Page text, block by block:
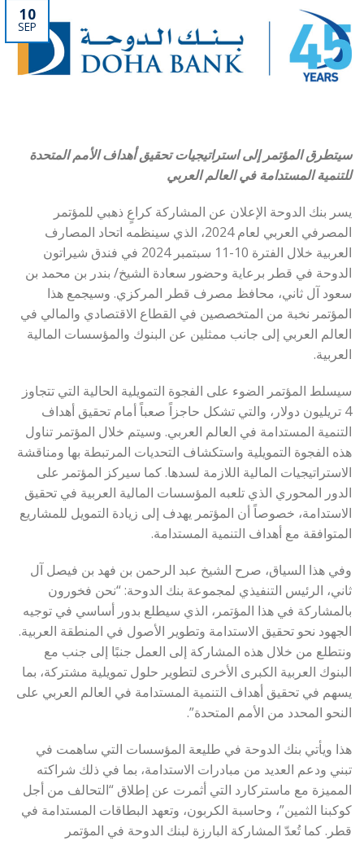
10
SEP
سيتطرق المؤتمر إلى استراتيجيات تحقيق أهداف الأمم المتحدة
للتنمية المستدامة في العالم العربي
يسر بنك الدوحة الإعلان عن المشاركة كراعٍ ذهبي للمؤتمر
المصرفي العربي لعام 2024، الذي سينظمه اتحاد المصارف
العربية خلال الفترة 10-11 سبتمبر 2024 في فندق شيراتون
الدوحة في قطر برعاية وحضور سعادة الشيخ/ بندر بن محمد بن
سعود آل ثاني، محافظ مصرف قطر المركزي. وسيجمع هذا
المؤتمر نخبة من المتخصصين في القطاع الاقتصادي والمالي في
العالم العربي إلى جانب ممثلين عن البنوك والمؤسسات المالية
العربية.
سيسلط المؤتمر الضوء على الفجوة التمويلية الحالية التي تتجاوز
4 تريليون دولار، والتي تشكل حاجزاً صعباً أمام تحقيق أهداف
التنمية المستدامة في العالم العربي. وسيتم خلال المؤتمر تناول
هذه الفجوة التمويلية واستكشاف التحديات المرتبطة بها ومناقشة
الاستراتيجيات المالية اللازمة لسدها. كما سيركز المؤتمر على
الدور المحوري الذي تلعبه المؤسسات المالية العربية في تحقيق
الاستدامة، خصوصاً أن المؤتمر يهدف إلى زيادة التمويل للمشاريع
المتوافقة مع أهداف التنمية المستدامة.
وفي هذا السياق، صرح الشيخ عبد الرحمن بن فهد بن فيصل آل
ثاني، الرئيس التنفيذي لمجموعة بنك الدوحة: “نحن فخورون
بالمشاركة في هذا المؤتمر، الذي سيطلع بدور أساسي في توجيه
الجهود نحو تحقيق الاستدامة وتطوير الأصول في المنطقة العربية.
ونتطلع من خلال هذه المشاركة إلى العمل جنبًا إلى جنب مع
البنوك العربية الكبرى الأخرى لتطوير حلول تمويلية مشتركة، بما
يسهم في تحقيق أهداف التنمية المستدامة في العالم العربي على
النحو المحدد من الأمم المتحدة”.
هذا ويأتي بنك الدوحة في طليعة المؤسسات التي ساهمت في
تبني ودعم العديد من مبادرات الاستدامة، بما في ذلك شراكته
المميزة مع ماستركارد التي أثمرت عن إطلاق “التحالف من أجل
كوكبنا الثمين”، وحاسبة الكربون، وتعهد البطاقات المستدامة في
قطر. كما تُعدّ المشاركة البارزة لبنك الدوحة في المؤتمر